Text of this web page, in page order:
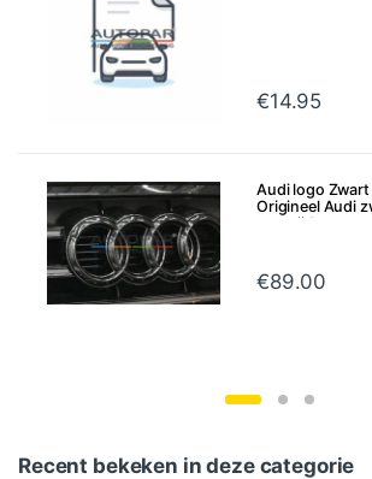
€14.95
Audi logo
Origineel Audi
voorzijde
€89.00
Recent bekeken in deze categorie